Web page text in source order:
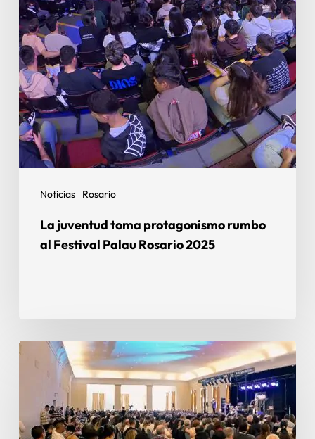
Noticias Rosario
La juventud toma protagonismo rumbo
al Festival Palau Rosario 2025